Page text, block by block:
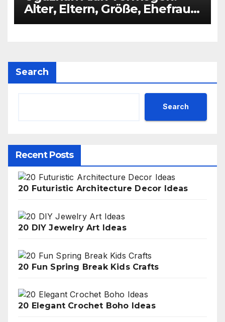
Alter, Eltern, Größe, Ehefrau,
Kinder
Search
Search
Recent Posts
20 Futuristic Architecture Decor Ideas
20 DIY Jewelry Art Ideas
20 Fun Spring Break Kids Crafts
20 Elegant Crochet Boho Ideas